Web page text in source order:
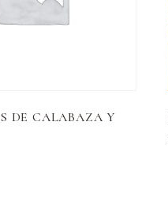
DE CALABAZA Y